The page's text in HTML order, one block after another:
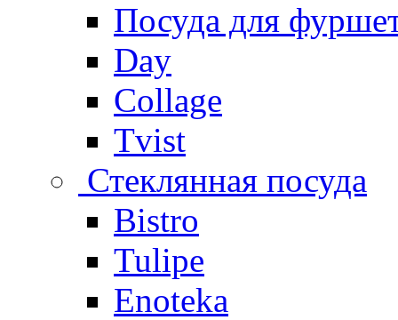
Посуда для
Day
Collage
Tvist
Стеклянная посуда
Bistro
Tulipe
Enoteka